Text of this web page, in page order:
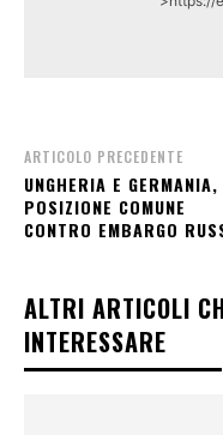
ARTICOLO PRECEDENTE
UNGHERIA E GERMANIA,
POSIZIONE COMUNE
CONTRO EMBARGO
ALTRI ARTICOLI
INTERESSARE